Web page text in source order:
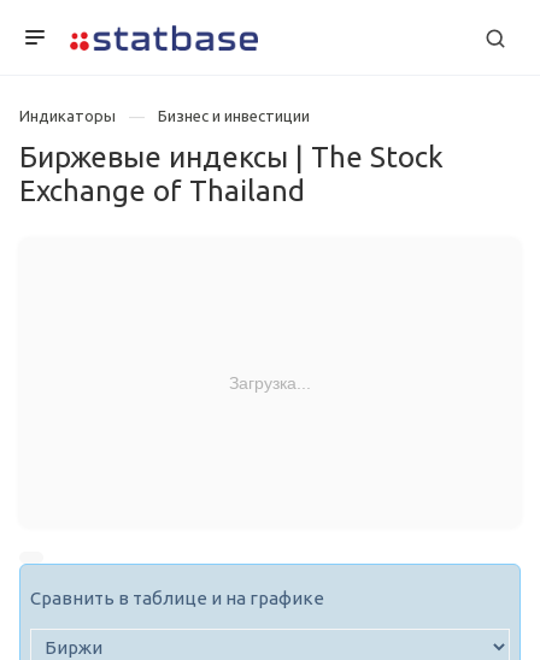
Индикаторы Бизнес и инвестиции
Биржевые индексы | The Stock
Exchange of Thailand
Загрузка...
Сравнить в таблице и на графике